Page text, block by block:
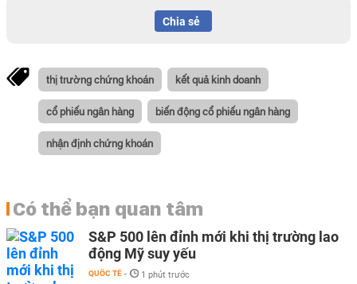
Chia sẻ
thị trường chứng khoán kết quả kinh doanh
cổ phiếu ngân hàng biến động cổ phiếu ngân hàng
nhận định chứng khoán
Có thể bạn quan tâm
S&P 500 lên đỉnh mới khi thị trường lao
động Mỹ suy yếu
QUỐC TẾ - 1 phút trước